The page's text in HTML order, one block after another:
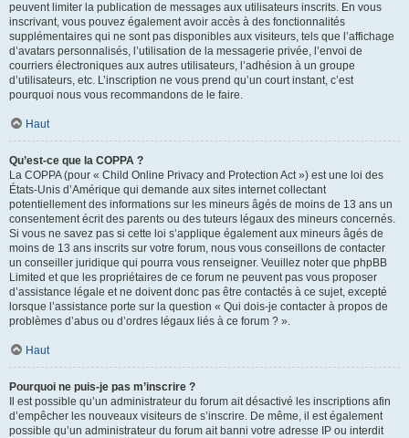
peuvent limiter la publication de messages aux utilisateurs inscrits. En vous
inscrivant, vous pouvez également avoir accès à des fonctionnalités
supplémentaires qui ne sont pas disponibles aux visiteurs, tels que l’affichage
d’avatars personnalisés, l’utilisation de la messagerie privée, l’envoi de
courriers électroniques aux autres utilisateurs, l’adhésion à un groupe
d’utilisateurs, etc. L’inscription ne vous prend qu’un court instant, c’est
pourquoi nous vous recommandons de le faire.
Haut
Qu’est-ce que la COPPA ?
La COPPA (pour « Child Online Privacy and Protection Act ») est une loi des
États-Unis d’Amérique qui demande aux sites internet collectant
potentiellement des informations sur les mineurs âgés de moins de 13 ans un
consentement écrit des parents ou des tuteurs légaux des mineurs concernés.
Si vous ne savez pas si cette loi s’applique également aux mineurs âgés de
moins de 13 ans inscrits sur votre forum, nous vous conseillons de contacter
un conseiller juridique qui pourra vous renseigner. Veuillez noter que phpBB
Limited et que les propriétaires de ce forum ne peuvent pas vous proposer
d’assistance légale et ne doivent donc pas être contactés à ce sujet, excepté
lorsque l’assistance porte sur la question « Qui dois-je contacter à propos de
problèmes d’abus ou d’ordres légaux liés à ce forum ? ».
Haut
Pourquoi ne puis-je pas m’inscrire ?
Il est possible qu’un administrateur du forum ait désactivé les inscriptions afin
d’empêcher les nouveaux visiteurs de s’inscrire. De même, il est également
possible qu’un administrateur du forum ait banni votre adresse IP ou interdit